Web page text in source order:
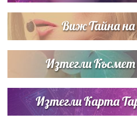
Виж Тайна на
Изтегли Късмет
Изтегли Карта